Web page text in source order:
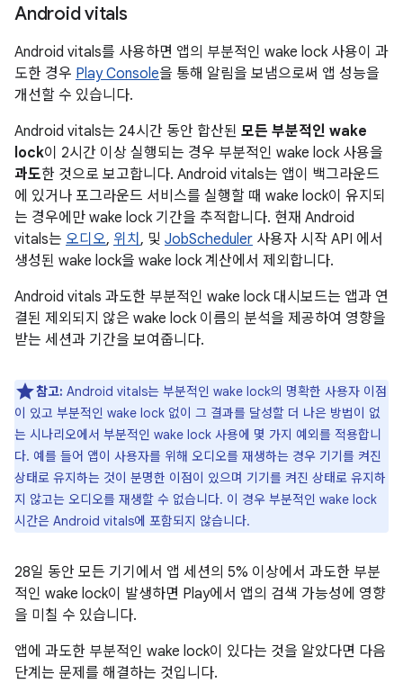
Android vitals
Android vitals를 사용하면 앱의 부분적인 wake lock 사용이 과
도한 경우 Play Console을 통해 알림을 보냄으로써 앱 성능을
개선할 수 있습니다.
Android vitals는 24시간 동안 합산된 모든 부분적인 wake
lock이 2시간 이상 실행되는 경우 부분적인 wake lock 사용을
과도한 것으로 보고합니다. Android vitals는 앱이 백그라운드
에 있거나 포그라운드 서비스를 실행할 때 wake lock이 유지되
는 경우에만 wake lock 기간을 추적합니다. 현재 Android
vitals는 오디오, 위치 , 및 JobScheduler 사용자 시작 API 에서
생성된 wake lock을 wake lock 계산에서 제외합니다.
Android vitals 과도한 부분적인 wake lock 대시보드는 앱과 연
결된 제외되지 않은 wake lock 이름의 분석을 제공하여 영향을
받는 세션과 기간을 보여줍니다.
참고: Android vitals는 부분적인 wake lock의 명확한 사용자 이점
이 있고 부분적인 wake lock 없이 그 결과를 달성할 더 나은 방법이 없
는 시나리오에서 부분적인 wake lock 사용에 몇 가지 예외를 적용합니
다. 예를 들어 앱이 사용자를 위해 오디오를 재생하는 경우 기기를 켜진
상태로 유지하는 것이 분명한 이점이 있으며 기기를 켜진 상태로 유지하
지 않고는 오디오를 재생할 수 없습니다. 이 경우 부분적인 wake lock
시간은 Android vitals에 포함되지 않습니다.
28일 동안 모든 기기에서 앱 세션의 5% 이상에서 과도한 부분
적인 wake lock이 발생하면 Play에서 앱의 검색 가능성에 영향
을 미칠 수 있습니다.
앱에 과도한 부분적인 wake lock이 있다는 것을 알았다면 다음
단계는 문제를 해결하는 것입니다.